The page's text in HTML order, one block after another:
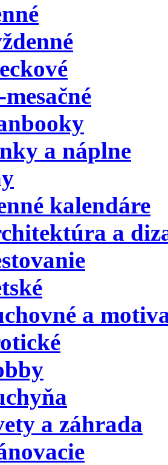
mesačné
a náplne
kalendáre
a
a
a záhrada